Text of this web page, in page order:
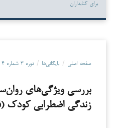
برای کتابداران
صفحه اصلی / بایگانی‌ها / دوره ۳ شماره ۴ (۱۴۰۳)
بررسی ویژگی‌های
زندگی اضطرابی کودک